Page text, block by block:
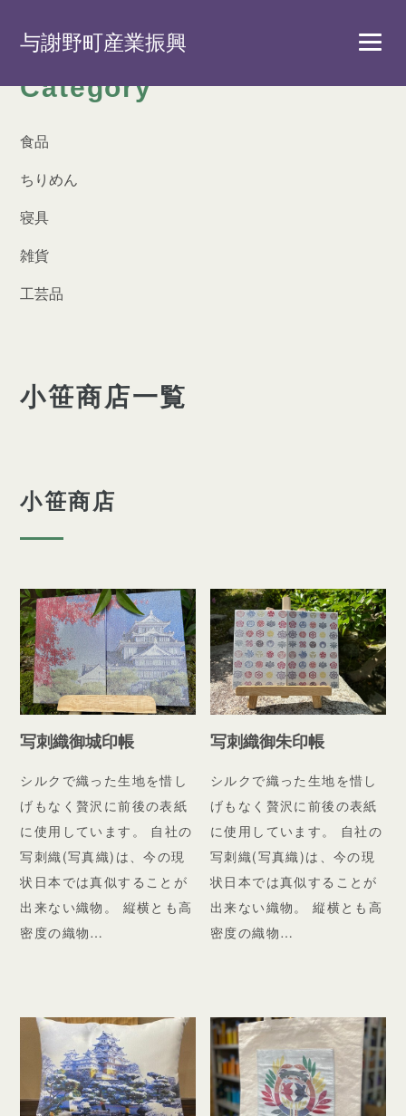
与謝野町産業振興
Category
食品
ちりめん
寝具
雑貨
工芸品
小笹商店一覧
小笹商店
写刺織御城印帳
シルクで織った生地を惜し
げもなく贅沢に前後の表紙
に使用しています。 自社の
写刺織(写真織)は、今の現
状日本では真似することが
出来ない織物。 縦横とも高
密度の織物…
写刺織御朱印帳
シルクで織った生地を惜し
げもなく贅沢に前後の表紙
に使用しています。 自社の
写刺織(写真織)は、今の現
状日本では真似することが
出来ない織物。 縦横とも高
密度の織物…